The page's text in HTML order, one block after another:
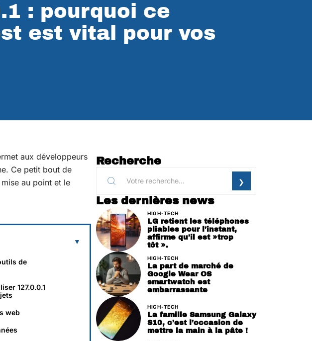
: pourquoi ce
est vital pour vos
aux développeurs
Ce petit bout de
au point et le
de
127.0.0.1
web
Recherche
Les dernières news
HIGH-TECH
LG retient les téléphones
pliables pour l’instant,
affirme qu’il est »trop
tôt ».
HIGH-TECH
La part de marché de
Google Wear OS
smartwatch est
embarrassante
HIGH-TECH
La famille Samsung Galaxy
S10, c’est l’occasion de
mettre la main à la pâte !